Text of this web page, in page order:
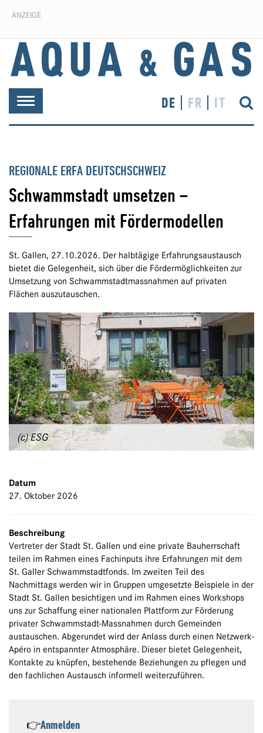
ANZEIGE
Toggle
navigation
DE FR IT
REGIONALE ERFA DEUTSCHSCHWEIZ
Schwammstadt umsetzen –
Erfahrungen mit Fördermodellen
St. Gallen, 27.10.2026. Der halbtägige Erfahrungsaustausch
bietet die Gelegenheit, sich über die Fördermöglichkeiten zur
Umsetzung von Schwammstadtmassnahmen auf privaten
Flächen auszutauschen.
(c) ESG
Datum
27. Oktober 2026
Beschreibung
Vertreter der Stadt St. Gallen und eine private Bauherrschaft
teilen im Rahmen eines Fachinputs ihre Erfahrungen mit dem
St. Galler Schwammstadtfonds. Im zweiten Teil des
Nachmittags werden wir in Gruppen umgesetzte Beispiele in der
Stadt St. Gallen besichtigen und im Rahmen eines Workshops
uns zur Schaffung einer nationalen Plattform zur Förderung
privater Schwammstadt-Massnahmen durch Gemeinden
austauschen. Abgerundet wird der Anlass durch einen Netzwerk-
Apéro in entspannter Atmosphäre. Dieser bietet Gelegenheit,
Kontakte zu knüpfen, bestehende Beziehungen zu pflegen und
den fachlichen Austausch informell weiterzuführen.
👉Anmelden